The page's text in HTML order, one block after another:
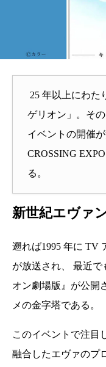
25 年以上にわた
ゲリオン」。そ
イベントの開催
CROSSING
る。
新世紀エヴァ
遡れば1995 年に TV
が放送され、 最近で
オン劇場版』が公開
メの金字塔である。
このイベントで注目
融合したエヴァのプ